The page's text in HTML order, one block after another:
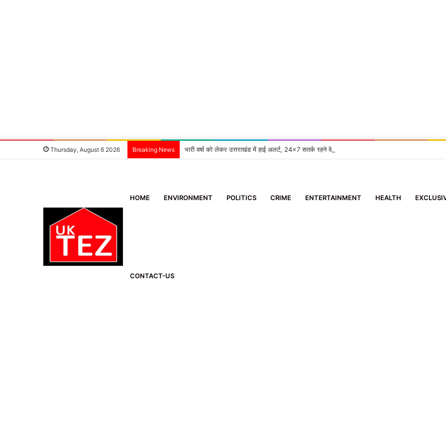
Thursday, August 6 2026 Breaking News भारी वर्षा को लेकर उत्तराखंड में हाई अलर्ट, 24×7 सतर्क रहने के निर्देश
HOME ENVIRONMENT POLITICS CRIME ENTERTAINMENT HEALTH
CONTACT-US